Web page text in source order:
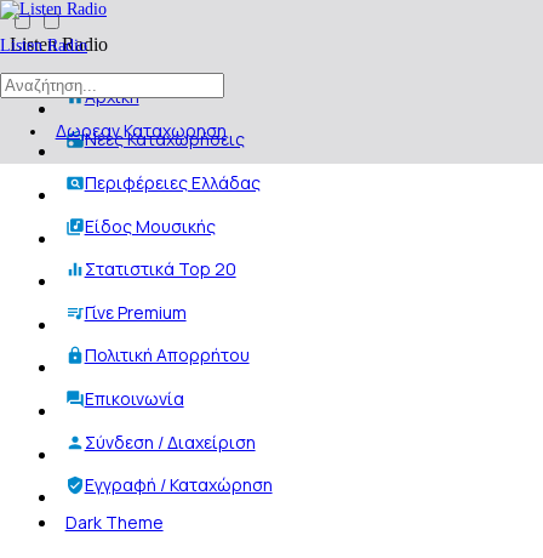
Listen Radio
Δωρεαν Καταχωρηση
Listen Radio
Αρχική
Νέες Καταχωρήσεις
Περιφέρειες Ελλάδας
Είδος Μουσικής
Στατιστικά Top 20
Γίνε Premium
Πολιτική Απορρήτου
Επικοινωνία
Σύνδεση / Διαχείριση
Εγγραφή / Καταχώρηση
Dark Theme